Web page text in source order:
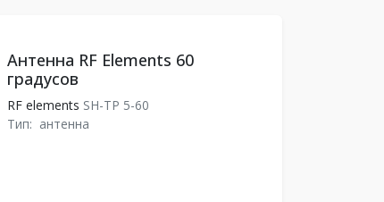
Антенна RF Elements 60
градусов
RF elements SH-TP 5-60
Тип: антенна